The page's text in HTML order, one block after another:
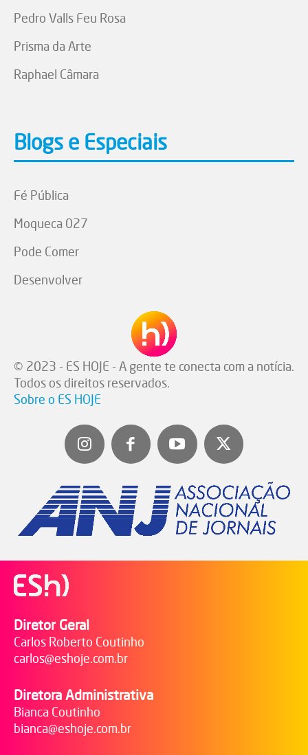
Pedro Valls Feu Rosa
Prisma da Arte
Raphael Câmara
Blogs e Especiais
Fé Pública
Moqueca 027
Pode Comer
Desenvolver
© 2023 - ES HOJE - A gente te conecta com a notícia.
Todos os direitos reservados.
Sobre o ES HOJE
Diretor Geral
Carlos Roberto Coutinho
carlos@eshoje.com.br
Diretora Administrativa
Bianca Coutinho
bianca@eshoje.com.br